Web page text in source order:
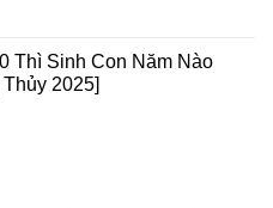
Thì Sinh Con Năm Nào
2025]